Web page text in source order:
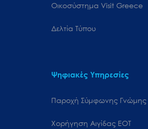
Oικοσύστημα Visit Greece
Δελτία Τύπου
Ψηφιακές Υπηρεσίες
Παροχή Σύμφωνης Γνώμης
Χορήγηση Αιγίδας ΕΟΤ